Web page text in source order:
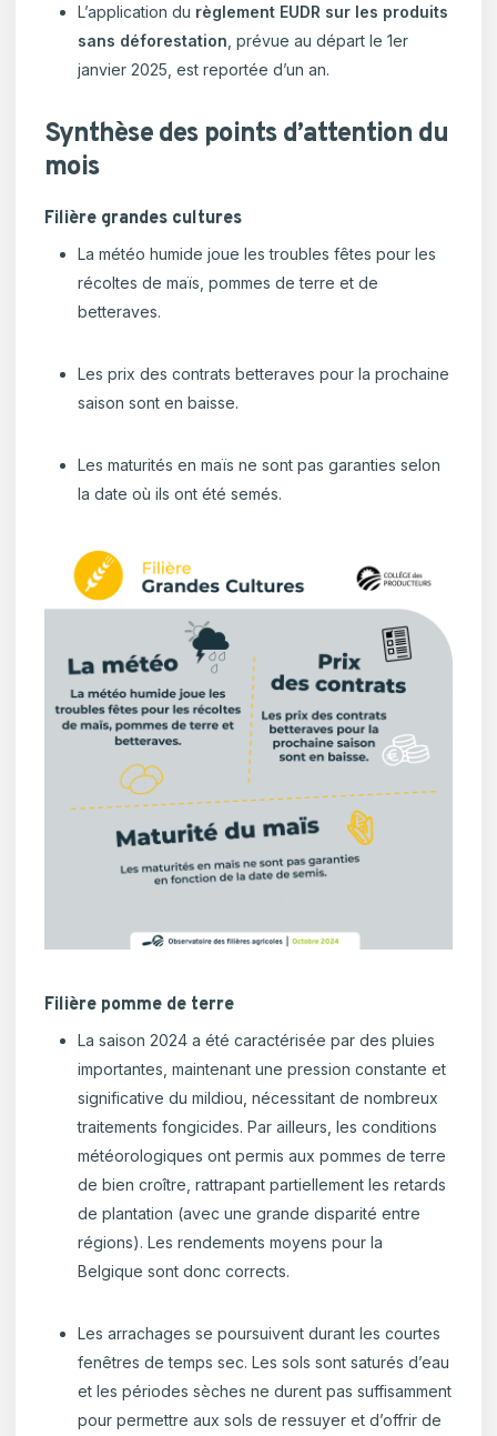
L’application du règlement EUDR sur les produits
sans déforestation , prévue au départ le 1er
janvier 2025, est reportée d’un an.
Synthèse des points d’attention du
mois
Filière grandes cultures
La météo humide joue les troubles fêtes pour les
récoltes de maïs, pommes de terre et de
betteraves.
Les prix des contrats betteraves pour la prochaine
saison sont en baisse.
Les maturités en maïs ne sont pas garanties selon
la date où ils ont été semés.
Filière pomme de terre
La saison 2024 a été caractérisée par des pluies
importantes, maintenant une pression constante et
significative du mildiou, nécessitant de nombreux
traitements fongicides. Par ailleurs, les conditions
météorologiques ont permis aux pommes de terre
de bien croître, rattrapant partiellement les retards
de plantation (avec une grande disparité entre
régions). Les rendements moyens pour la
Belgique sont donc corrects.
Les arrachages se poursuivent durant les courtes
fenêtres de temps sec. Les sols sont saturés d’eau
et les périodes sèches ne durent pas suffisamment
pour permettre aux sols de ressuyer et d’offrir de